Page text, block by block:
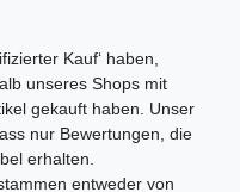
Kauf‘ haben,
unseres Shops mit
gekauft haben. Unser
nur Bewertungen, die
erhalten.
entweder von